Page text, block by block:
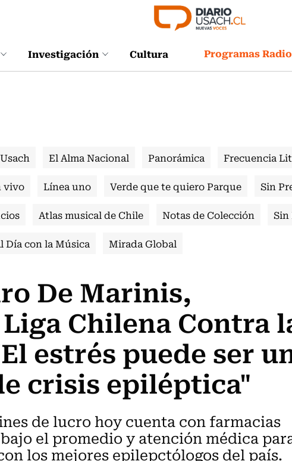
Investigación Cultura Programas
El Alma Nacional Panorámica Frecuencia
vivo Línea uno Verde que te quiero Parque
Sin
Atlas musical de Chile Notas de Colección
Sin
Día con la Música Mirada Global
De Marinis,
Chilena Contra
estrés puede ser
crisis epiléptica"
de lucro hoy cuenta con farmacias
el promedio y atención médica
los mejores epilepctólogos del país.